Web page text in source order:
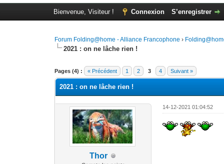
Bienvenue, Visiteur ! Connexion S’enregistrer
Forum Folding@home - Alliance Francophone ›
2021 : on ne lâche rien !
Pages (4) : « Précédent 1 2 3 4 Suivant »
2021 : on ne lâche rien !
Thor
14-12-2021 01:04:52